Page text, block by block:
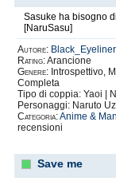
Sasuke ha bisogno
[NaruSasu]
Autore: Black_Eyeliner
Rating:Arancione
Genere: Introspettivo,
Completa
Tipo di coppia: Yaoi |
Personaggi: Naruto
Categoria:Anime &
recensioni
Save me